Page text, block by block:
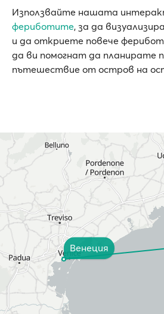
Използвайте нашата
фериботите, за да
и да откриете повече
да ви помогнат да планирате
пътешествие от остров на
Венеция